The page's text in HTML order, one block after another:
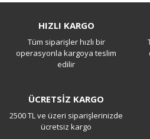
Yorum Yaz
HIZLI KARGO
Tüm siparişler hızlı bir
operasyonla kargoya teslim
edilir
ÜCRETSİZ KARGO
2500 TL ve üzeri siparişlerinizde
ücretsiz kargo